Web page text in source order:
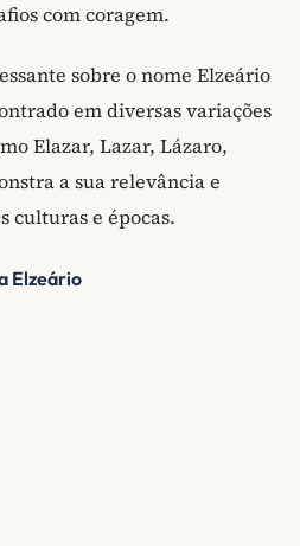
com coragem.
sobre o nome Elzeário
em diversas variações
Elazar, Lazar, Lázaro,
a sua relevância e
culturas e épocas.
Elzeário